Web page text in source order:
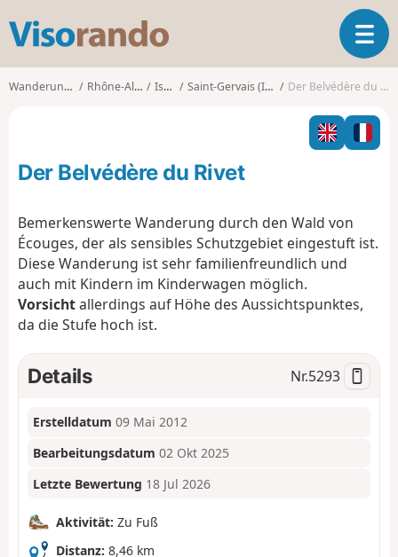
s
o
T
o
g
l
n
a
Wanderungen Rhône-Alpes Isère Saint-Gervais (Isère) Der Belvédère du Rivet
Der Belvédère du Rivet
Bemerkenswerte Wanderung durch den Wald von
Écouges, der als sensibles Schutzgebiet eingestuft ist.
Diese Wanderung ist sehr familienfreundlich und
auch mit Kindern im Kinderwagen möglich.
Vorsichtallerdings auf Höhe des Aussichtspunktes,
da die Stufe hoch ist.
Details Nr.5293
Erstelldatum 09 Mai 2012
Bearbeitungsdatum 02 Okt 2025
Letzte Bewertung 18 Jul 2026
Aktivität: Zu Fuß
Distanz: 8,46 km